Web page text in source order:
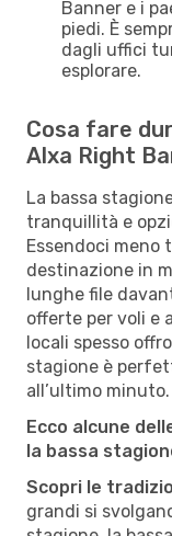
Banner e i
piedi. È
dagli uffici
esplorare.
Cosa fare
Alxa Right
La bassa
tranquillità e
Essendoci meno
destinazione in
lunghe file
offerte per voli e
locali spesso
stagione è
all’ultimo minuto.
Ecco alcune
la bassa
Scopri le
grandi si